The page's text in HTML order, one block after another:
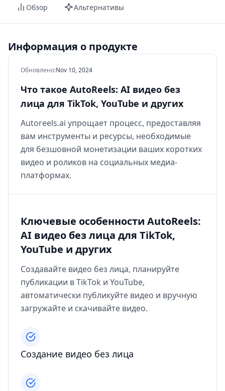
Обзор Альтернативы
Информация о продукте
Обновлено:Nov 10, 2024
Что такое AutoReels: AI видео без
лица для TikTok, YouTube и других
Autoreels.ai упрощает процесс, предоставляя
вам инструменты и ресурсы, необходимые
для безшовной монетизации ваших коротких
видео и роликов на социальных медиа-
платформах.
Ключевые особенности AutoReels:
AI видео без лица для TikTok,
YouTube и других
Создавайте видео без лица, планируйте
публикации в TikTok и YouTube,
автоматически публикуйте видео и вручную
загружайте и скачивайте видео.
Создание видео без лица